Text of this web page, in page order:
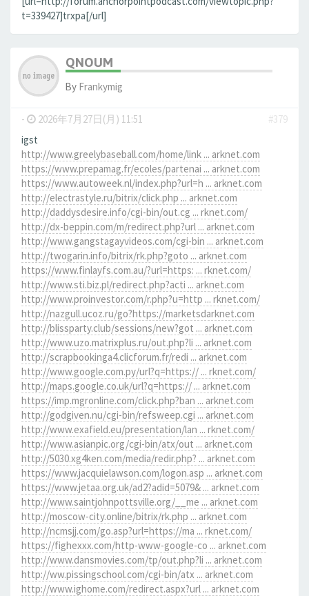
t=339427]trxpa[/url]
QNOUM
By Frankymig
- 2026年7月27日(月) 11:51
#379
igst
http://www.greelybaseball.com/home/link ... arknet.com
https://www.prepamag.fr/ecoles/partenai ... arknet.com
https://www.autoweek.nl/index.php?url=h ... arknet.com
http://electrastyle.ru/bitrix/click.php ... arknet.com
http://daddysdesire.info/cgi-bin/out.cg ... rknet.com/
http://dx-beppin.com/m/redirect.php?url ... arknet.com
http://www.gangstagayvideos.com/cgi-bin ... arknet.com
http://twogarin.info/bitrix/rk.php?goto ... arknet.com
https://www.finlayfs.com.au/?url=https: ... rknet.com/
http://www.sti.biz.pl/redirect.php?acti ... arknet.com
http://www.proinvestor.com/r.php?u=http ... rknet.com/
http://nazgull.ucoz.ru/go?https://marketsdarknet.com
http://blissparty.club/sessions/new?got ... arknet.com
http://www.uzo.matrixplus.ru/out.php?li ... arknet.com
http://scrapbookinga4.clicforum.fr/redi ... arknet.com
http://www.google.com.py/url?q=https:// ... rknet.com/
http://maps.google.co.uk/url?q=https:// ... arknet.com
https://imp.mgronline.com/click.php?ban ... arknet.com
http://godgiven.nu/cgi-bin/refsweep.cgi ... arknet.com
http://www.exafield.eu/presentation/lan ... rknet.com/
http://www.asianpic.org/cgi-bin/atx/out ... arknet.com
http://5030.xg4ken.com/media/redir.php? ... arknet.com
https://www.jacquielawson.com/logon.asp ... arknet.com
https://www.jetaa.org.uk/ad2?adid=5079& ... arknet.com
http://www.saintjohnpottsville.org/__me ... arknet.com
http://moscow-city.online/bitrix/rk.php ... arknet.com
http://ncmsjj.com/go.asp?url=https://ma ... rknet.com/
https://fighexxx.com/http-www-google-co ... arknet.com
http://www.dansmovies.com/tp/out.php?li ... arknet.com
http://ww.pissingschool.com/cgi-bin/atx ... arknet.com
http://www.ighome.com/redirect.aspx?url ... arknet.com